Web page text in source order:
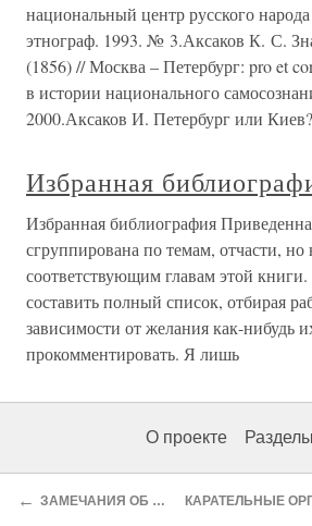
национальный центр русского
этнограф. 1993. № 3.Аксаков К. С.
(1856) // Москва – Петербург: pro et
в истории национального
2000.Аксаков И. Петербург или
Избранная
Избранная библиография
сгруппирована по темам, отчасти,
соответствующим главам этой
составить полный список, отбирая
зависимости от желания как-нибудь
прокомментировать. Я лишь
О проекте Разделы
← ЗАМЕЧАНИЯ ОБ ИСТОЧНИКАХ